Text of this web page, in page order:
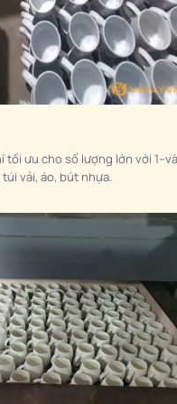
tối ưu cho số lượng lớn với
vải, áo, bút nhựa.